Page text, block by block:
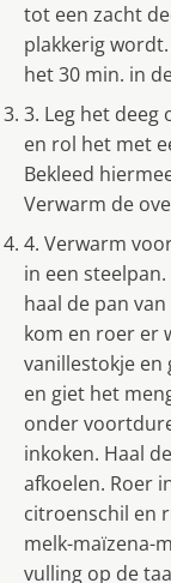
tot een zacht
plakkerig
het 30 min. in
3. Leg het
en rol het met
Bekleed
Verwarm de
4. Verwarm
in een
haal de pan
kom en roer er
vanillestokje en
en giet het
onder
inkoken. Haal
afkoelen. Roer
citroenschil en
melk-maïzena-
vulling op de